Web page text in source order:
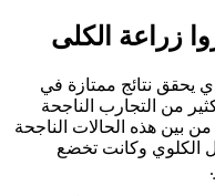
زراعة الكلى
يحقق نتائج ممتازة في
من التجارب الناجحة
بين هذه الحالات الناجحة
الكلوي وكانت تخضع